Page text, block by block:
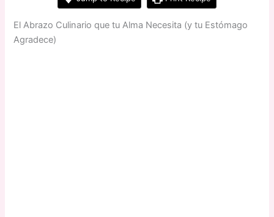
El Abrazo Culinario que tu Alma Necesita (y tu Estómago
Agradece)